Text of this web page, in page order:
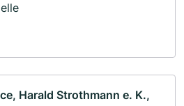
Harald Strothmann e. K.,